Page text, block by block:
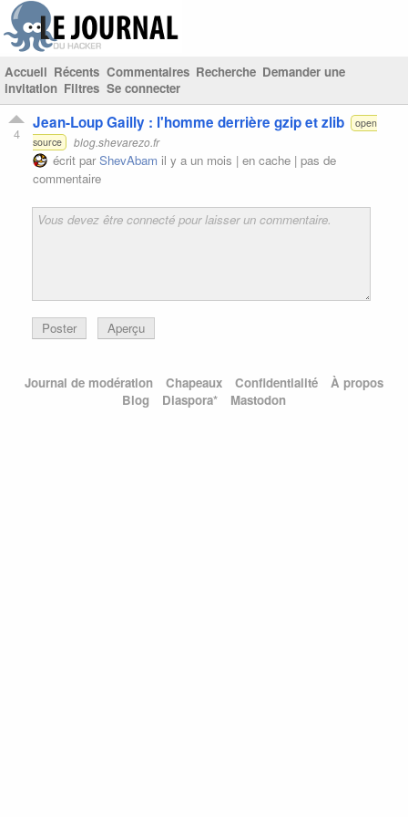
Accueil Récents Commentaires Recherche Demander une
invitation Filtres Se connecter
4
Jean-Loup Gailly : l'homme derrière gzip et zlib
open
source
blog.shevarezo.fr
écrit parShevAbam il y a un mois | en cache | pas de
commentaire
Poster Aperçu
Journal de modération Chapeaux Confidentialité
À propos
Blog
Diaspora* Mastodon